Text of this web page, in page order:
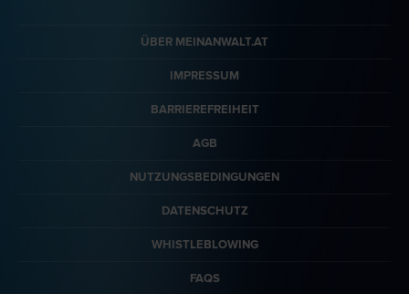
ÜBER MEINANWALT.AT
IMPRESSUM
BARRIEREFREIHEIT
AGB
NUTZUNGSBEDINGUNGEN
DATENSCHUTZ
WHISTLEBLOWING
FAQS